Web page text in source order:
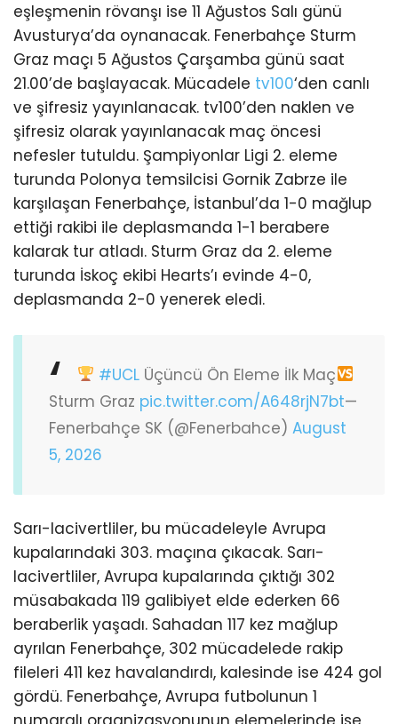
eşleşmenin rövanşı ise 11 Ağustos Salı günü
Avusturya’da oynanacak. Fenerbahçe Sturm
Graz maçı 5 Ağustos Çarşamba günü saat
21.00’de başlayacak. Mücadele tv100‘den canlı
ve şifresiz yayınlanacak. tv100’den naklen ve
şifresiz olarak yayınlanacak maç öncesi
nefesler tutuldu. Şampiyonlar Ligi 2. eleme
turunda Polonya temsilcisi Gornik Zabrze ile
karşılaşan Fenerbahçe, İstanbul’da 1-0 mağlup
ettiği rakibi ile deplasmanda 1-1 berabere
kalarak tur atladı. Sturm Graz da 2. eleme
turunda İskoç ekibi Hearts’ı evinde 4-0,
deplasmanda 2-0 yenerek eledi.
#UCL Üçüncü Ön Eleme İlk Maç
Sturm Graz pic.twitter.com/A648rjN7bt—
Fenerbahçe SK (@Fenerbahce) August
5, 2026
Sarı-lacivertliler, bu mücadeleyle Avrupa
kupalarındaki 303. maçına çıkacak. Sarı-
lacivertliler, Avrupa kupalarında çıktığı 302
müsabakada 119 galibiyet elde ederken 66
beraberlik yaşadı. Sahadan 117 kez mağlup
ayrılan Fenerbahçe, 302 mücadelede rakip
fileleri 411 kez havalandırdı, kalesinde ise 424 gol
gördü. Fenerbahçe, Avrupa futbolunun 1